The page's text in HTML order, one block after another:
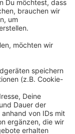
von der
an der
Am
nach dem